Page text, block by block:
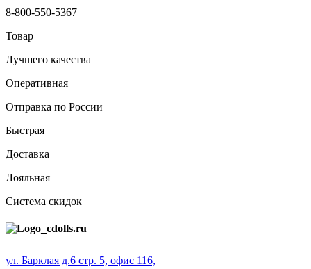
8-800-550-5367
Товар
Лучшего качества
Оперативная
Отправка по России
Быстрая
Доставка
Лояльная
Система скидок
ул. Барклая д.6 стр. 5, офис 116,